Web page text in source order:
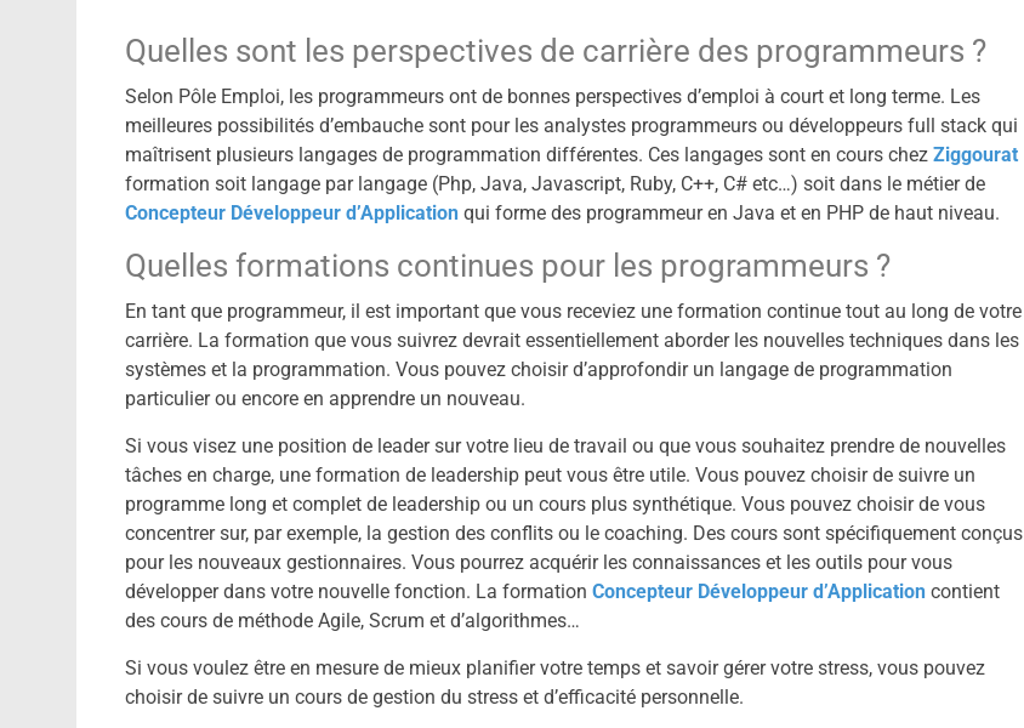
Quelles sont les perspectives de carrière des programmeurs ?
Selon Pôle Emploi, les programmeurs ont de bonnes perspectives d’emploi à court et long terme. Les
meilleures possibilités d’embauche sont pour les analystes programmeurs ou développeurs full stack qui
maîtrisent plusieurs langages de programmation différentes. Ces langages sont en cours chez Ziggourat
formation soit langage par langage (Php, Java, Javascript, Ruby, C++, C# etc…) soit dans le métier de
Concepteur Développeur d’Application qui forme des programmeur en Java et en PHP de haut niveau.
Quelles formations continues pour les programmeurs ?
En tant que programmeur, il est important que vous receviez une formation continue tout au long de votre
carrière. La formation que vous suivrez devrait essentiellement aborder les nouvelles techniques dans les
systèmes et la programmation. Vous pouvez choisir d’approfondir un langage de programmation
particulier ou encore en apprendre un nouveau.
Si vous visez une position de leader sur votre lieu de travail ou que vous souhaitez prendre de nouvelles
tâches en charge, une formation de leadership peut vous être utile. Vous pouvez choisir de suivre un
programme long et complet de leadership ou un cours plus synthétique. Vous pouvez choisir de vous
concentrer sur, par exemple, la gestion des conflits ou le coaching. Des cours sont spécifiquement conçus
pour les nouveaux gestionnaires. Vous pourrez acquérir les connaissances et les outils pour vous
développer dans votre nouvelle fonction. La formation Concepteur Développeur d’Application contient
des cours de méthode Agile, Scrum et d’algorithmes…
Si vous voulez être en mesure de mieux planifier votre temps et savoir gérer votre stress, vous pouvez
choisir de suivre un cours de gestion du stress et d’efficacité personnelle.